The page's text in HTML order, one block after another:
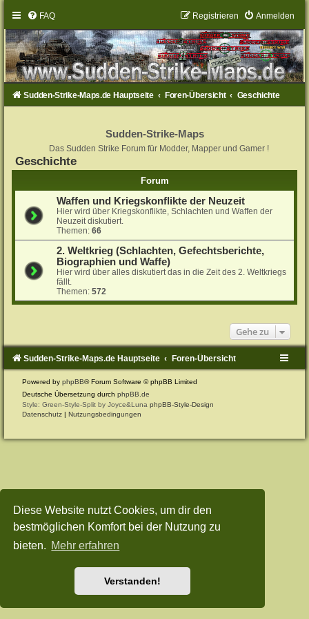
Diese Website nutzt Cookies, um dir den
bestmöglichen Komfort bei der Nutzung zu
bieten. Mehr erfahren
Verstanden!
FAQ Anmelden
Registrieren
Sudden-Strike-Maps.de Hauptseite Foren-Übersicht Geschichte
Sudden-Strike-Maps
Das Sudden Strike Forum für Modder, Mapper und Gamer !
Geschichte
Forum
Waffen und Kriegskonflikte der Neuzeit
Hier wird über Kriegskonflikte, Schlachten und Waffen der
Neuzeit diskutiert.
Themen:66
2. Weltkrieg (Schlachten, Gefechtsberichte,
Biographien und Waffe)
Hier wird über alles diskutiert das in die Zeit des 2. Weltkriegs
fällt.
Themen:572
Gehe zu
Sudden-Strike-Maps.de Hauptseite Foren-Übersicht
Powered byphpBB® Forum Software © phpBB Limited
Deutsche Übersetzung durchphpBB.de
Style: Green-Style-Split by Joyce&LunaphpBB-Style-Design
Datenschutz
Nutzungsbedingungen